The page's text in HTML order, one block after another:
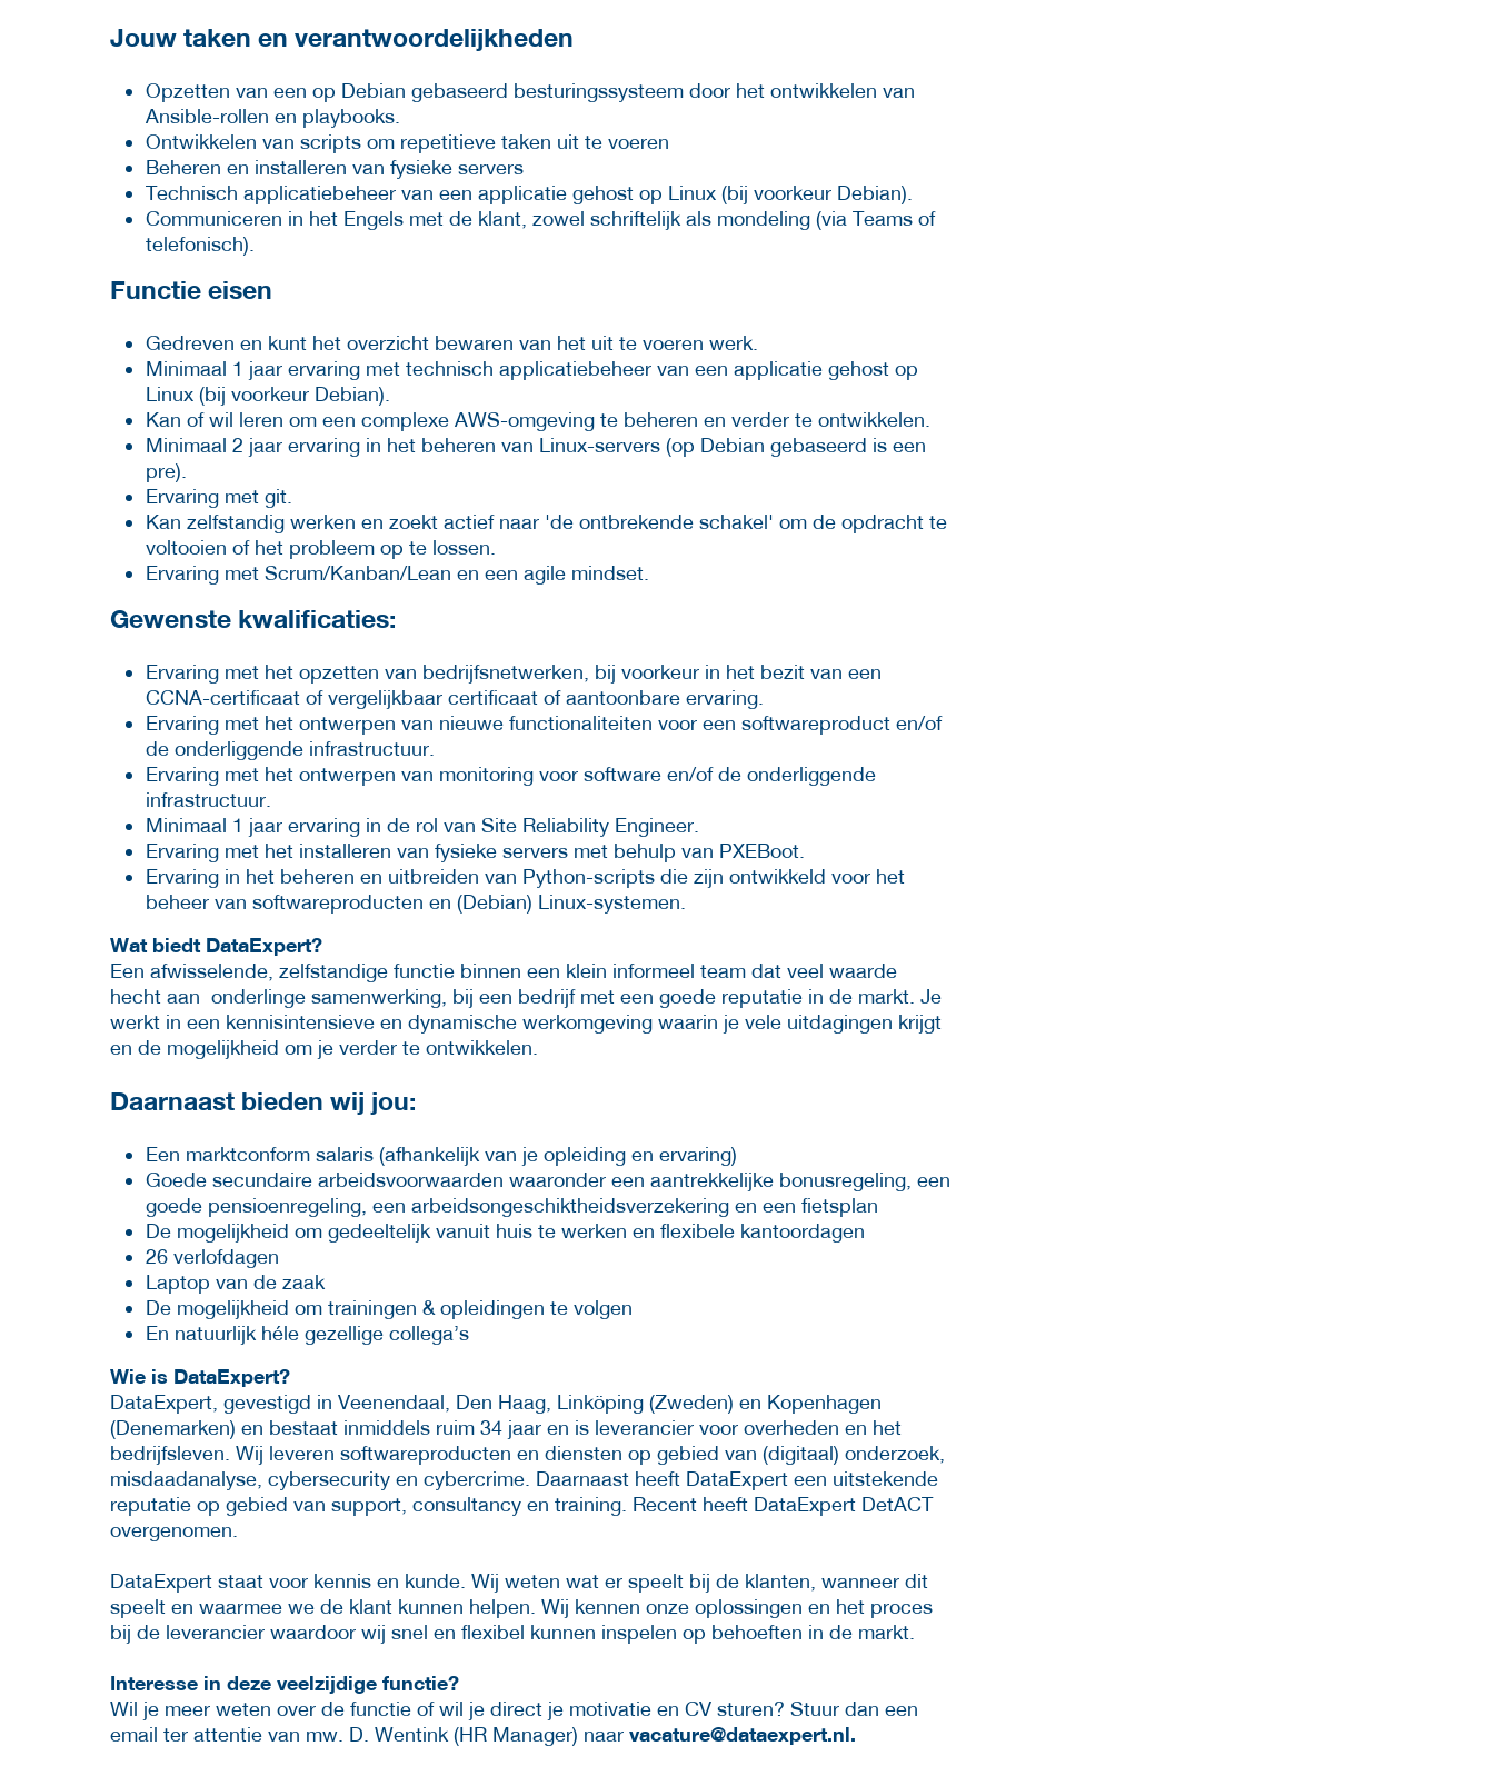
Jouw taken en verantwoordelijkheden
Opzetten van een op Debian gebaseerd besturingssysteem door het ontwikkelen van
Ansible-rollen en playbooks.
Ontwikkelen van scripts om repetitieve taken uit te voeren
Beheren en installeren van fysieke servers
Technisch applicatiebeheer van een applicatie gehost op Linux (bij voorkeur Debian).
Communiceren in het Engels met de klant, zowel schriftelijk als mondeling (via Teams of
telefonisch).
Functie eisen
Gedreven en kunt het overzicht bewaren van het uit te voeren werk.
Minimaal 1 jaar ervaring met technisch applicatiebeheer van een applicatie gehost op
Linux (bij voorkeur Debian).
Kan of wil leren om een complexe AWS-omgeving te beheren en verder te ontwikkelen.
Minimaal 2 jaar ervaring in het beheren van Linux-servers (op Debian gebaseerd is een
pre).
Ervaring met git.
Kan zelfstandig werken en zoekt actief naar 'de ontbrekende schakel' om de opdracht te
voltooien of het probleem op te lossen.
Ervaring met Scrum/Kanban/Lean en een agile mindset.
Gewenste kwalificaties:
Ervaring met het opzetten van bedrijfsnetwerken, bij voorkeur in het bezit van een
CCNA-certificaat of vergelijkbaar certificaat of aantoonbare ervaring.
Ervaring met het ontwerpen van nieuwe functionaliteiten voor een softwareproduct en/of
de onderliggende infrastructuur.
Ervaring met het ontwerpen van monitoring voor software en/of de onderliggende
infrastructuur.
Minimaal 1 jaar ervaring in de rol van Site Reliability Engineer.
Ervaring met het installeren van fysieke servers met behulp van PXEBoot.
Ervaring in het beheren en uitbreiden van Python-scripts die zijn ontwikkeld voor het
beheer van softwareproducten en (Debian) Linux-systemen.
Wat biedt DataExpert?
Een afwisselende, zelfstandige functie binnen een klein informeel team dat veel waarde
hecht aan onderlinge samenwerking, bij een bedrijf met een goede reputatie in de markt. Je
werkt in een kennisintensieve en dynamische werkomgeving waarin je vele uitdagingen krijgt
en de mogelijkheid om je verder te ontwikkelen.
Daarnaast bieden wij jou:
Een marktconform salaris (afhankelijk van je opleiding en ervaring)
Goede secundaire arbeidsvoorwaarden waaronder een aantrekkelijke bonusregeling, een
goede pensioenregeling, een arbeidsongeschiktheidsverzekering en een fietsplan
De mogelijkheid om gedeeltelijk vanuit huis te werken en flexibele kantoordagen
26 verlofdagen
Laptop van de zaak
De mogelijkheid om trainingen & opleidingen te volgen
En natuurlijk héle gezellige collega’s
Wie is DataExpert?
DataExpert, gevestigd in Veenendaal, Den Haag, Linköping (Zweden) en Kopenhagen
(Denemarken) en bestaat inmiddels ruim 34 jaar en is leverancier voor overheden en het
bedrijfsleven. Wij leveren softwareproducten en diensten op gebied van (digitaal) onderzoek,
misdaadanalyse, cybersecurity en cybercrime. Daarnaast heeft DataExpert een uitstekende
reputatie op gebied van support, consultancy en training. Recent heeft DataExpert DetACT
overgenomen.
DataExpert staat voor kennis en kunde. Wij weten wat er speelt bij de klanten, wanneer dit
speelt en waarmee we de klant kunnen helpen. Wij kennen onze oplossingen en het proces
bij de leverancier waardoor wij snel en flexibel kunnen inspelen op behoeften in de markt.
Interesse in deze veelzijdige functie?
Wil je meer weten over de functie of wil je direct je motivatie en CV sturen? Stuur dan een
email ter attentie van mw. D. Wentink (HR Manager) naar vacature@dataexpert.nl.